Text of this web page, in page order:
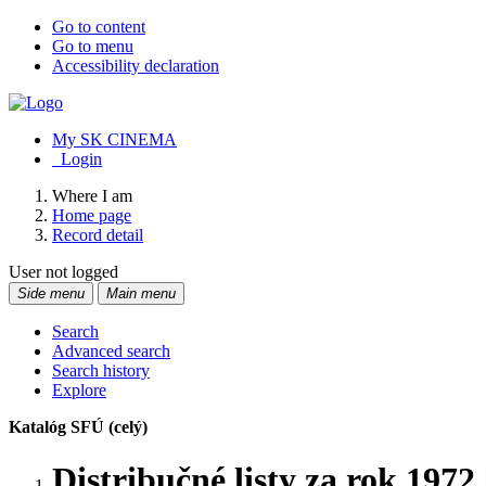
Go to content
Go to menu
Accessibility declaration
My SK CINEMA
Login
Where I am
Home page
Record detail
User not logged
Side menu Main menu
Search
Advanced search
Search history
Explore
Katalóg SFÚ (celý)